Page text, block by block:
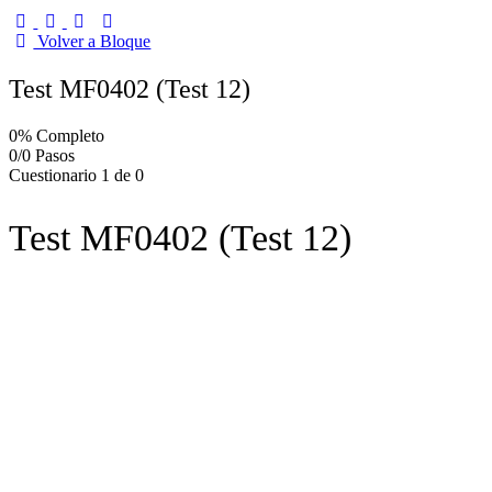
Volver a Bloque
Test MF0402 (Test 12)
0% Completo
0/0 Pasos
Cuestionario 1 de 0
Test MF0402 (Test 12)